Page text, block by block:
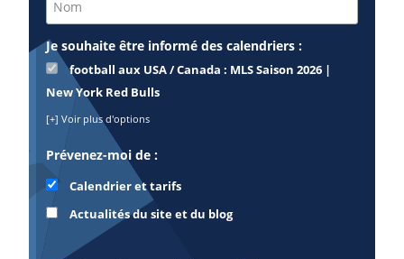
Je souhaite être informé des calendriers :
football aux USA / Canada : MLS Saison 2026 |
New York Red Bulls
[+] Voir plus d'options
Prévenez-moi de :
Calendrier et tarifs
Actualités du site et du blog